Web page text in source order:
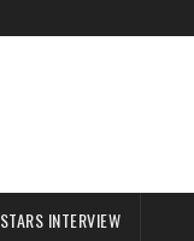
STARS INTERVIEW